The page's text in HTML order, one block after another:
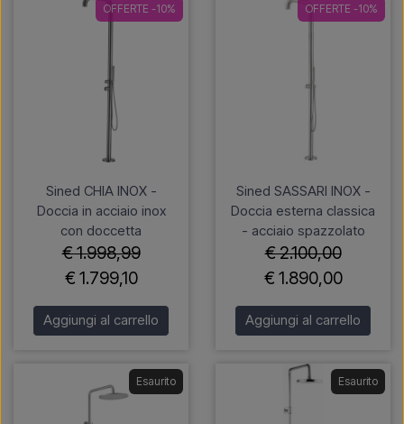
OFFERTE -10%
Sined CHIA INOX -
Doccia in acciaio inox
con doccetta
€ 1.998,99
€ 1.799,10
Aggiungi al carrello
OFFERTE -10%
Sined SASSARI INOX -
Doccia esterna classica
- acciaio spazzolato
€ 2.100,00
€ 1.890,00
Aggiungi al carrello
Esaurito Esaurito